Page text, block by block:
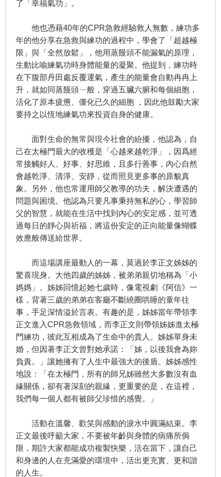
了「幸福氣功」。
他也憑藉40年的CPR急救經驗救人無數，練功多
年的他分享在急救與練功的過程中，學會了「超越極
限」與「全然放鬆」，他用蒸饅頭不能漏氣的原理，
生動比喻練氣功時身體能量的凝聚。他提到，練功時
在下腹部丹田處反覆運氣，產生的能量會自動冉冉上
升，就如同蒸饅頭ㄧ般，穿過五臟六腑和每個細胞，
活化了原本疲憊、僵化已久的細胞 ，因此他鼓勵大家
要持之以恆地練氣功來投資自身的健康。
面對生命的無常與現今社會的紛擾，他認為，自
己在太極門最大的收穫是「心越來越乾淨」，因爲經
常接觸好人、好事、好思維，且多行善事，內心自然
會越乾淨、清淨、安靜，從而照見更多事的原貌真
象。另外，他也常運用師父教導的功夫，解決遭遇的
問題與困境。他認為只要凡事秉持無私的心，學習師
父的智慧，就能在生活中找到內心的安定感，並可透
過每日的靜心與祈福，將這份安定的正向能量像蝴蝶
效應般傳送給世界。
而這場講座最動人的一幕，莫過於李正文姊姊的
驚喜現身。大他四歲的姊姊，被弟弟親切地稱為「小
媽媽」。姊姊回憶起她七歲時，像電視劇《阿信》一
樣，背著三歲的弟弟在客廳不斷繞圈哄睡的童年往
事，手足深情溢於言表。有趣的是，姊姊當年帶領李
正文進入CPR急救領域，而李正文則帶領姊姊進太極
門練功，彼此互相成為了生命中的貴人。姊姊單身未
婚，但因著李正文曾對她承諾：「姊，以後我會為妳
負責。」讓她擁有了人生中最強大的後盾。姊姊感性
地說：「在太極門，所有的師兄姊雖然大多數沒有血
緣關係，卻有著深刻的親緣，更重要的是，在這裡，
我們每一個人都有被師父珍惜的感覺。」
活動在溫馨、歡笑與感動的淚水中圓滿結束。李
正文最後呼籲大家，不要被年齡與身體的病痛所侷
限，期許大家都能成功複製快樂，活在當下，讓自己
和身邊的人在充滿愛的環境中，活出更充實、更和諧
的人生。